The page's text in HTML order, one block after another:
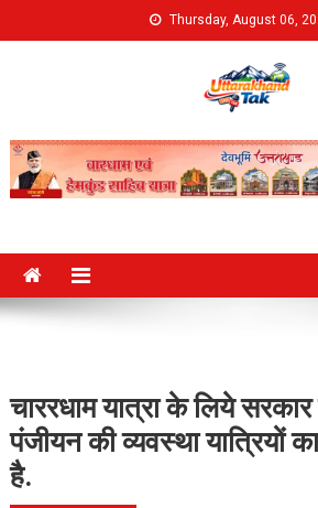
to
Thursday, August 06,
Uttarakhand Tak
चाररधाम यात्रा के लिये सरकार
पंजीयन की व्यवस्था यात्रियों
है.